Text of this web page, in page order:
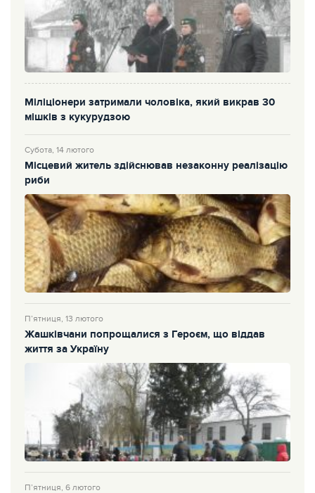
Міліціонери затримали чоловіка, який викрав 30
мішків з кукурудзою
Субота, 14 лютого
Місцевий житель здійснював незаконну реалізацію
риби
П’ятниця, 13 лютого
Жашківчани попрощалися з Героєм, що віддав
життя за Україну
П’ятниця, 6 лютого